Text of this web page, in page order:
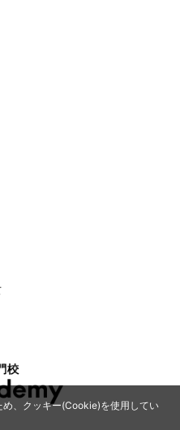
、クッキー(Cookie)を使用してい